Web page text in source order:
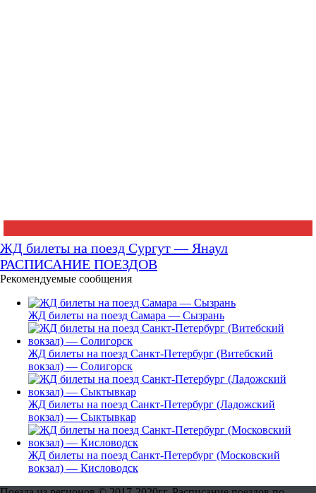
ЖД билеты на поезд Сургут — Янаул
РАСПИСАНИЕ ПОЕЗДОВ
Рекомендуемые сообщения
ЖД билеты на поезд Самара — Сызрань
ЖД билеты на поезд Санкт-Петербург (Витебский
вокзал) — Солигорск
ЖД билеты на поезд Санкт-Петербург (Ладожский
вокзал) — Сыктывкар
ЖД билеты на поезд Санкт-Петербург (Московский
вокзал) — Кисловодск